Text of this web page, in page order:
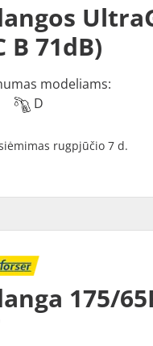
B 71dB)
modeliams:
D
rugpjūčio 7 d.
175/